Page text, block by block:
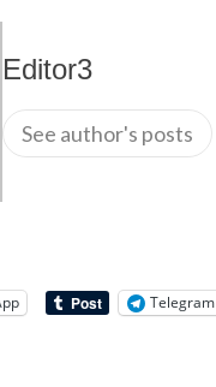
Editor3
See author's posts
Telegram